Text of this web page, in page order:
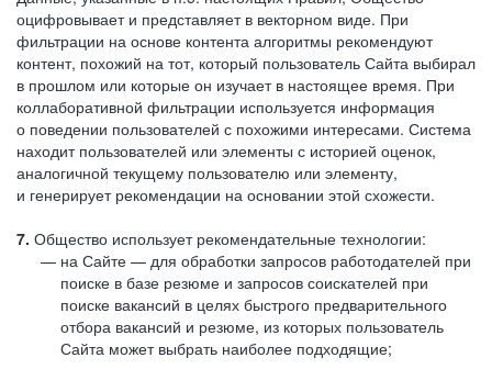
оцифровывает и представляет в векторном виде. При
фильтрации на основе контента алгоритмы рекомендуют
контент, похожий на тот, который пользователь Сайта выбирал
в прошлом или которые он изучает в настоящее время. При
коллаборативной фильтрации используется информация
о поведении пользователей с похожими интересами. Система
находит пользователей или элементы с историей оценок,
аналогичной текущему пользователю или элементу,
и генерирует рекомендации на основании этой схожести.
7. Общество использует рекомендательные технологии:
на Сайте — для обработки запросов работодателей при
поиске в базе резюме и запросов соискателей при
поиске вакансий в целях быстрого предварительного
отбора вакансий и резюме, из которых пользователь
Сайта может выбрать наиболее подходящие;